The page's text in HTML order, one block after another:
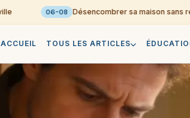
06-08 Désencombrer sa maison sans
ACCUEIL TOUS LES ARTICLES